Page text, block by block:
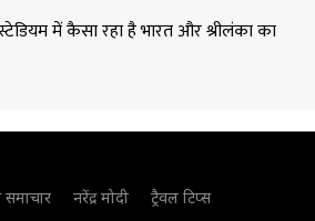
में कैसा रहा है भारत और श्रीलंका का
समाचार नरेंद्र मोदी ट्रैवल टिप्स